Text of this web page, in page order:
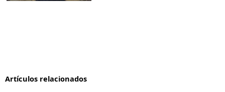
Artículos relacionados